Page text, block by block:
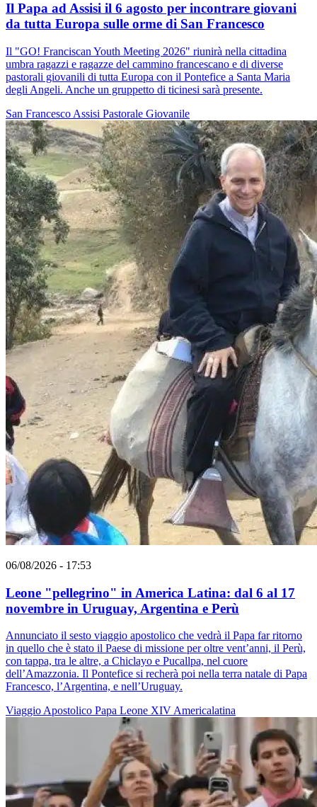
Il Papa ad Assisi il 6 agosto per incontrare giovani
da tutta Europa sulle orme di San Francesco
Il "GO! Franciscan Youth Meeting 2026" riunirà nella cittadina
umbra ragazzi e ragazze del cammino francescano e di diverse
pastorali giovanili di tutta Europa con il Pontefice a Santa Maria
degli Angeli. Anche un gruppetto di ticinesi sarà presente.
San Francesco Assisi Pastorale Giovanile
06/08/2026 - 17:53
Leone "pellegrino" in America Latina: dal 6 al 17
novembre in Uruguay, Argentina e Perù
Annunciato il sesto viaggio apostolico che vedrà il Papa far ritorno
in quello che è stato il Paese di missione per oltre vent’anni, il Perù,
con tappa, tra le altre, a Chiclayo e Pucallpa, nel cuore
dell’Amazzonia. Il Pontefice si recherà poi nella terra natale di Papa
Francesco, l’Argentina, e nell’Uruguay.
Viaggio Apostolico Papa Leone XIV Americalatina